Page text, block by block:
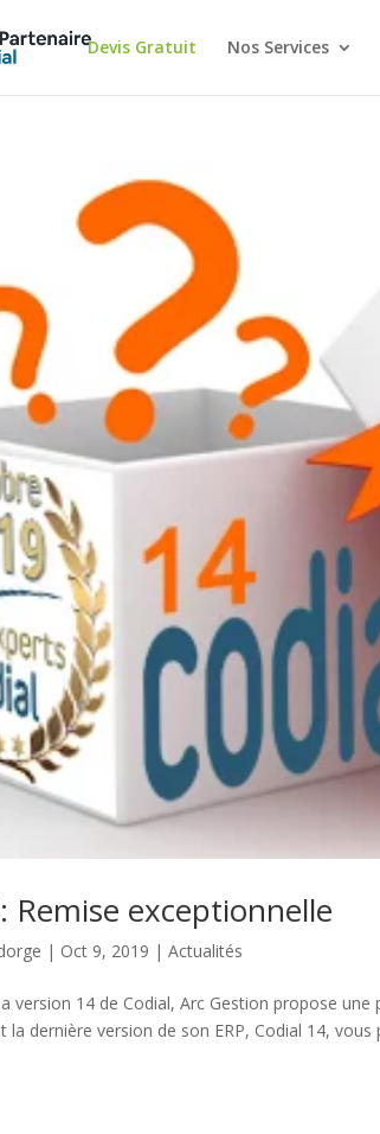
Devis Gratuit Nos Services
Remise exceptionnelle
| Oct 9, 2019 |Actualités
version 14 de Codial, Arc Gestion propose
la dernière version de son ERP, Codial 14,